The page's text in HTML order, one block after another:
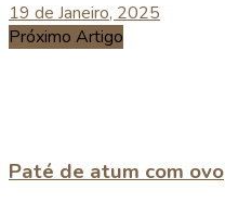
19 de Janeiro, 2025
Próximo Artigo
Paté de atum com ovo